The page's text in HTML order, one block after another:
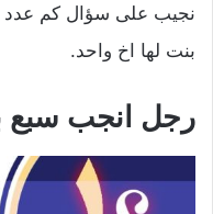
نجيب على سؤال كم عدد
بنت لها اخ واحد.
رجل انجب سبع